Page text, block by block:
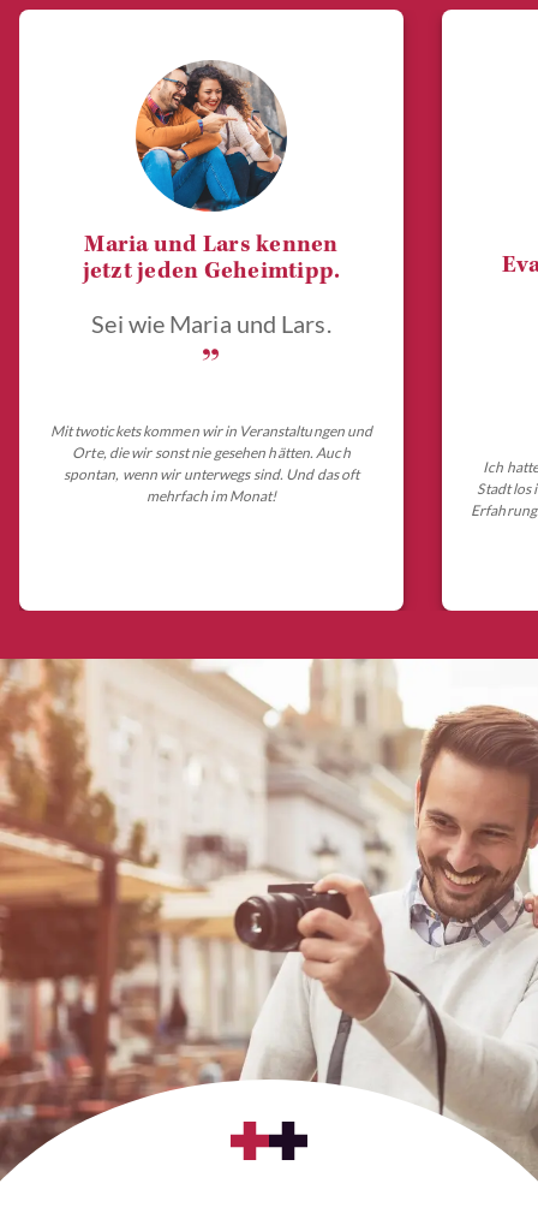
Maria und Lars kennen
jetzt jeden Geheimtipp.
Sei wie Maria und Lars.
„
Mit twotickets kommen wir in Veranstaltungen und
Orte, die wir sonst nie gesehen hätten. Auch
spontan, wenn wir unterwegs sind. Und das oft
mehrfach im Monat!
Ich
Stadt los